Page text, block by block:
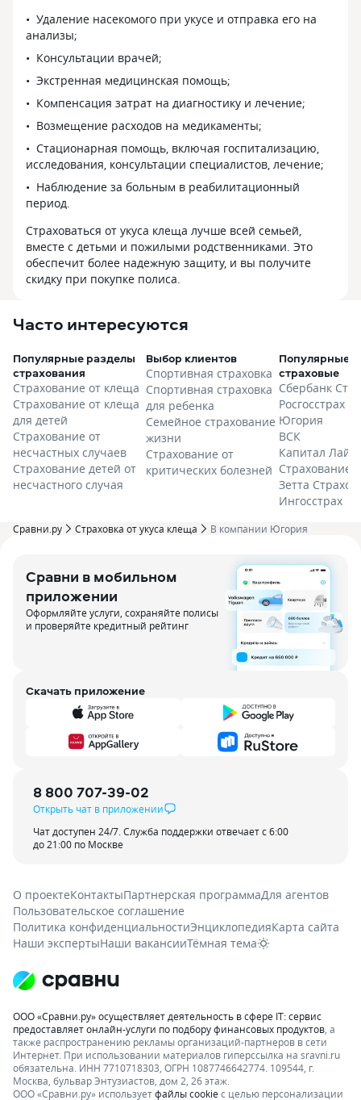
Удаление насекомого при укусе и отправка его на
анализы;
Консультации врачей;
Экстренная медицинская помощь;
Компенсация затрат на диагностику и лечение;
Возмещение расходов на медикаменты;
Стационарная помощь, включая госпитализацию,
исследования, консультации специалистов, лечение;
Наблюдение за больным в реабилитационный
период.
Страховаться от укуса клеща лучше всей семьей,
вместе с детьми и пожилыми родственниками. Это
обеспечит более надежную защиту, и вы получите
скидку при покупке полиса.
Часто интересуются
Популярные разделы
страхования
Страхование от клеща
Страхование от клеща
для детей
Страхование от
несчастных случаев
Страхование детей от
несчастного случая
Выбор клиентов
Спортивная страховка
Спортивная страховка
для ребенка
Семейное страхование
жизни
Страхование от
критических болезней
Популярные
страховые
Сбербанк
Росгосстрах
Югория
ВСК
Капитал Лайф
Страхование
Зетта
Ингосстрах
Сравни.ру Страховка от укуса клеща В компании Югория
Сравни в мобильном
приложении
Оформляйте услуги, сохраняйте полисы
и проверяйте кредитный рейтинг
Скачать приложение
8 800 707-39-02
Открыть чат в приложении
Чат доступен 24/7. Служба поддержки отвечает с 6:00
до 21:00 по Москве
О проектеКонтактыПартнерская программаДля агентов
Пользовательское соглашение
Политика конфиденциальностиЭнциклопедияКарта сайта
Наши экспертыНаши вакансииТёмная тема
ООО «Сравни.ру» осуществляет деятельность в сфере IT: сервис
предоставляет онлайн-услуги по подбору финансовых продуктов , а
также распространению рекламы организаций-партнеров в сети
Интернет. При использовании материалов гиперссылка на sravni.ru
обязательна. ИНН 7710718303, ОГРН 1087746642774. 109544, г.
Москва, бульвар Энтузиастов, дом 2, 26 этаж.
ООО «Сравни.ру» используетфайлы cookieс целью персонализации